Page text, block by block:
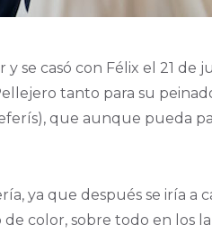
se casó con Félix el 21 de
tanto para su
que aunque pueda
ya que después se iría a
color, sobre todo en los